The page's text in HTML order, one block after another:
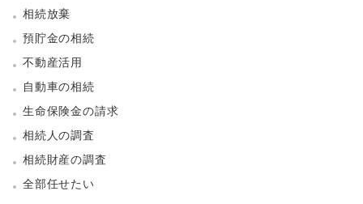
相続放棄
預貯金の相続
不動産活用
自動車の相続
生命保険金の請求
相続人の調査
相続財産の調査
全部任せたい